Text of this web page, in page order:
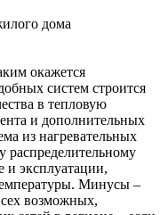
окажется
систем строится
в тепловую
и дополнительных
из нагревательных
распределительному
и эксплуатации,
Минусы –
возможных,